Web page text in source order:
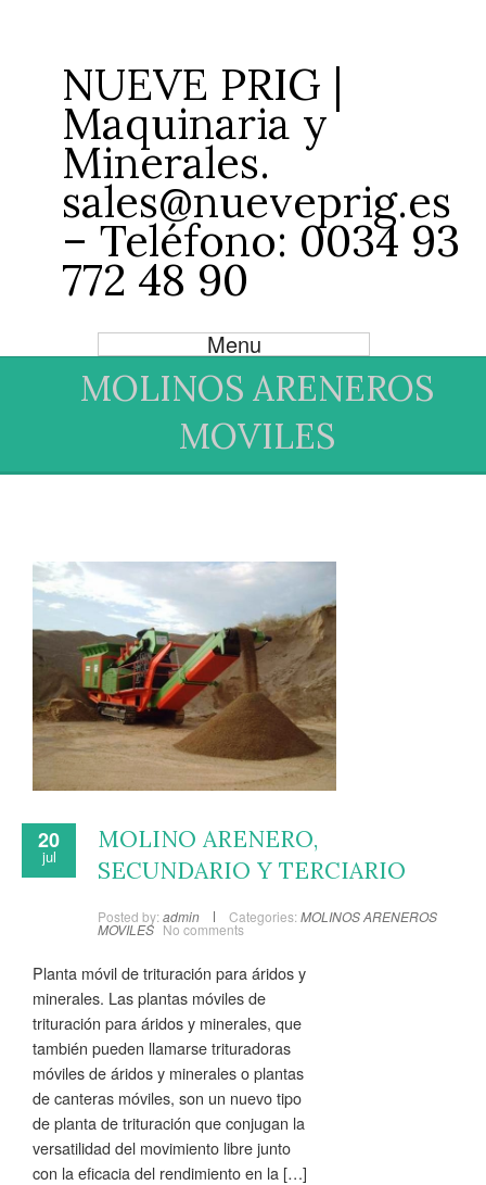
NUEVE PRIG |
Maquinaria y
Minerales.
sales@nueveprig.es
– Teléfono: 0034 93
772 48 90
Menu
MOLINOS ARENEROS
MOVILES
20
jul
MOLINO ARENERO,
SECUNDARIO Y TERCIARIO
Posted by: admin Categories: MOLINOS ARENEROS
MOVILES No comments
Planta móvil de trituración para áridos y
minerales. Las plantas móviles de
trituración para áridos y minerales, que
también pueden llamarse trituradoras
móviles de áridos y minerales o plantas
de canteras móviles, son un nuevo tipo
de planta de trituración que conjugan la
versatilidad del movimiento libre junto
con la eficacia del rendimiento en la […]